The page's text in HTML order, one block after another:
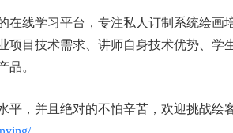
在线学习平台，专注私人订制系统绘画
项目技术需求、讲师自身技术优势、学
品。
平，并且绝对的不怕辛苦，欢迎挑战绘